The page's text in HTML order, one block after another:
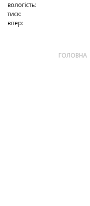
вологість:
тиск:
вітер:
ГОЛОВНА